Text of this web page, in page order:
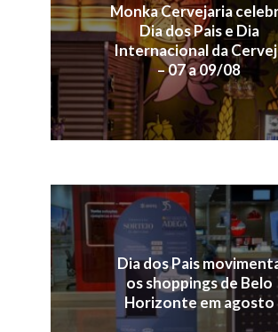
Monka Cervejaria
Dia dos Pais e Dia
Internacional da
– 07 a 09/08
Dia dos Pais
os shoppings de Belo
Horizonte em agosto